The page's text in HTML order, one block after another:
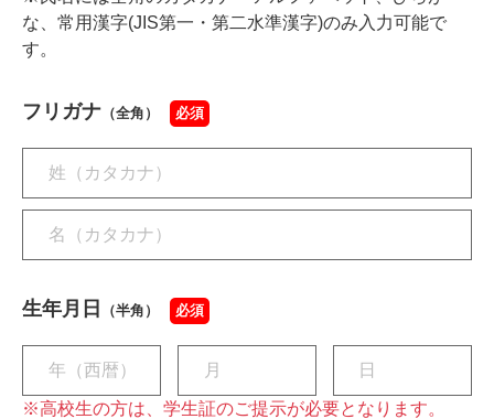
な、常用漢字(JIS第一・第二水準漢字)のみ入力可能で
す。
フリガナ （全角） 必須
生年月日 （半角） 必須
※高校生の方は、学生証のご提示が必要となります。